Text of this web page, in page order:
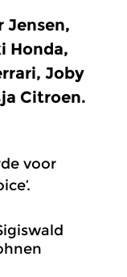
Jensen,
Honda,
Joby
Citroen.
voor